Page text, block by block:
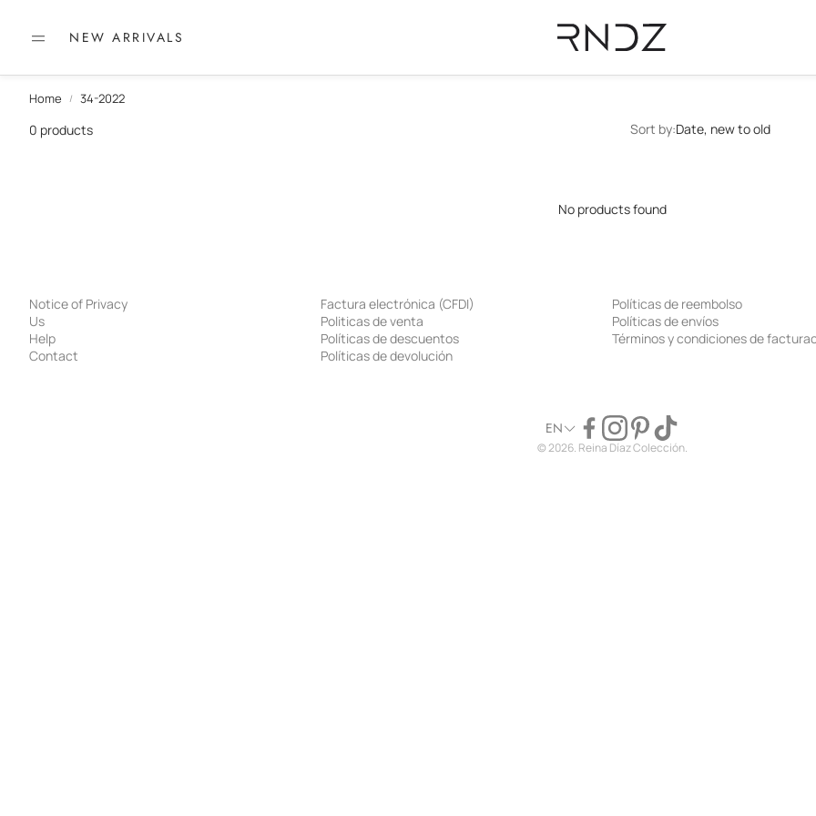
NEW ARRIVALS
Home 34-2022
0 products Sort by:Date, new to old
No products found
Notice of Privacy
Us
Help
Contact
Factura electrónica (CFDI)
Politicas de venta
Políticas de descuentos
Políticas de devolución
Políticas de reembolso
Políticas de envíos
Términos y condiciones de
EN
© 2026. Reina Díaz Colección.